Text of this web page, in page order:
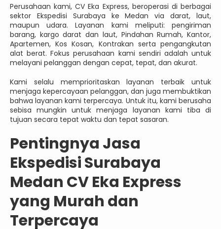
Perusahaan kami, CV Eka Express, beroperasi di berbagai
sektor Ekspedisi Surabaya ke Medan via darat, laut,
maupun udara. Layanan kami meliputi: pengiriman
barang, kargo darat dan laut, Pindahan Rumah, Kantor,
Apartemen, Kos Kosan, Kontrakan serta pengangkutan
alat berat. Fokus perusahaan kami sendiri adalah untuk
melayani pelanggan dengan cepat, tepat, dan akurat.
Kami selalu memprioritaskan layanan terbaik untuk
menjaga kepercayaan pelanggan, dan juga membuktikan
bahwa layanan kami terpercaya. Untuk itu, kami berusaha
sebisa mungkin untuk menjaga layanan kami tiba di
tujuan secara tepat waktu dan tepat sasaran.
Pentingnya Jasa
Ekspedisi Surabaya
Medan CV Eka Express
yang Murah dan
Terpercaya